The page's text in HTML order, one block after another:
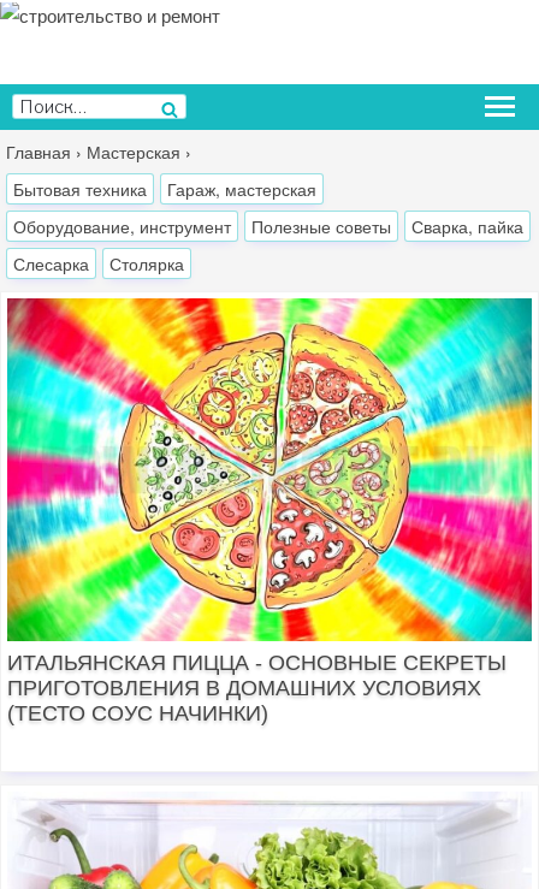
Перейти
содержимому
Искать:
Поиск
Главная › Мастерская ›
Бытовая техника
Гараж, мастерская
Оборудование, инструмент
Полезные советы
Сварка, пайка
Слесарка
Столярка
ИТАЛЬЯНСКАЯ ПИЦЦА - ОСНОВНЫЕ СЕКРЕТЫ
ПРИГОТОВЛЕНИЯ В ДОМАШНИХ УСЛОВИЯХ
(ТЕСТО СОУС НАЧИНКИ)